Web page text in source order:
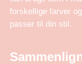
forskellige farver
passer til din stil.